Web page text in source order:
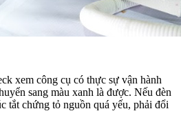
xem công cụ có thực sự vận hành
sang màu xanh là được. Nếu đèn
tắt chứng tỏ nguồn quá yếu, phải đổi